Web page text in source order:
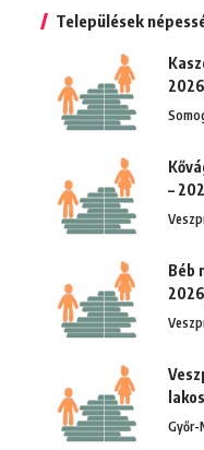
Települések
–
Béb
Győr-